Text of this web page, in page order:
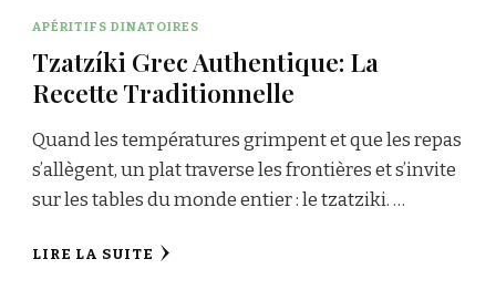
APÉRITIFS DINATOIRES
Tzatzíki Grec Authentique: La
Recette Traditionnelle
Quand les températures grimpent et que les repas
s’allègent, un plat traverse les frontières et s’invite
sur les tables du monde entier : le tzatziki. …
LIRE LA SUITE